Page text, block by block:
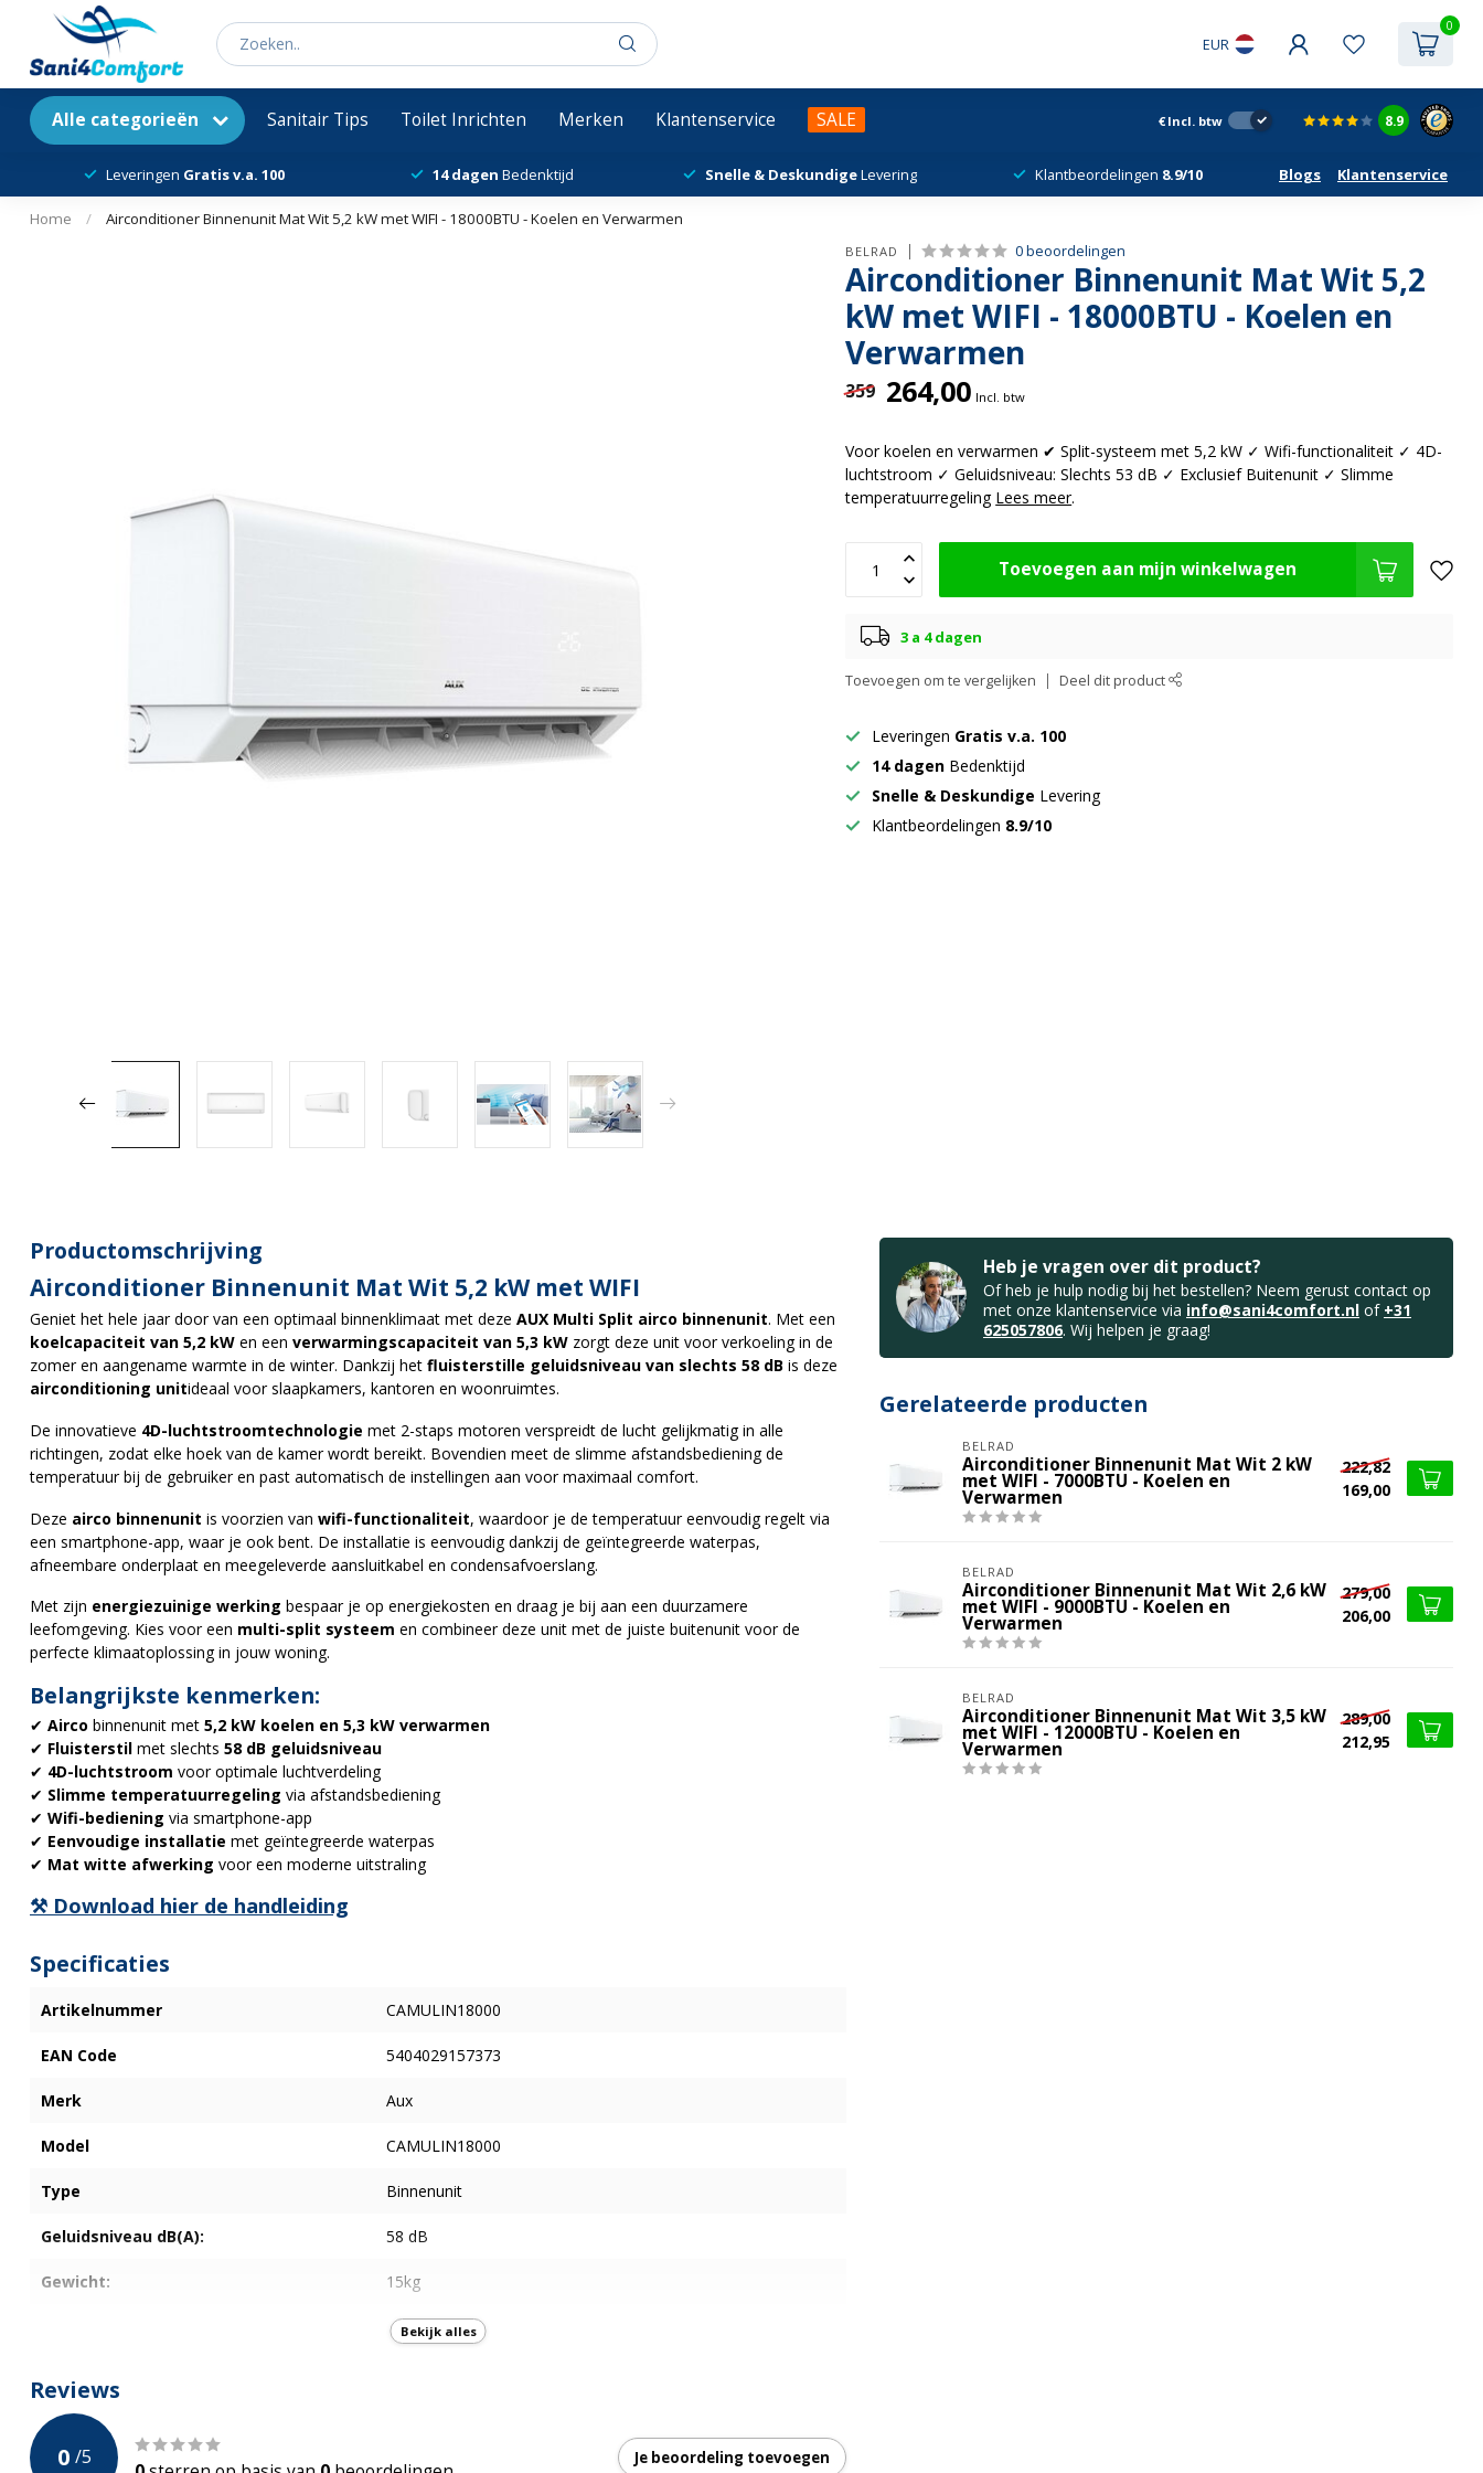
EUR
0
Alle categorieën Sanitair Tips Toilet Inrichten Merken Klantenservice SALE € Incl. btw 8.9
Leveringen Gratis v.a. 100 14 dagen Bedenktijd Snelle & DeskundigeLevering Klantbeordelingen 8.9/10 Blogs Klantenservice
Home / Airconditioner Binnenunit Mat Wit 5,2 kW met WIFI - 18000BTU - Koelen en Verwarmen
BELRAD 0 beoordelingen
Airconditioner Binnenunit Mat Wit 5,2
kW met WIFI - 18000BTU - Koelen en
Verwarmen
359 264,00 Incl. btw
Voor koelen en verwarmen ✔ Split-systeem met 5,2 kW ✓ Wifi-functionaliteit ✓ 4D-
luchtstroom ✓ Geluidsniveau: Slechts 53 dB ✓ Exclusief Buitenunit ✓ Slimme
temperatuurregeling Lees meer.
Toevoegen aan mijn winkelwagen
3 a 4 dagen
Toevoegen om te vergelijken Deel dit product
Leveringen Gratis v.a. 100
14 dagen Bedenktijd
Snelle & Deskundige Levering
Klantbeordelingen 8.9/10
Productomschrijving
Airconditioner Binnenunit Mat Wit 5,2 kW met WIFI
Geniet het hele jaar door van een optimaal binnenklimaat met deze AUX Multi Split airco binnenunit. Met een
koelcapaciteit van 5,2 kW en een verwarmingscapaciteit van 5,3 kW zorgt deze unit voor verkoeling in de
zomer en aangename warmte in de winter. Dankzij het fluisterstille geluidsniveau van slechts 58 dB is deze
airconditioning unitideaal voor slaapkamers, kantoren en woonruimtes.
De innovatieve 4D-luchtstroomtechnologie met 2-staps motoren verspreidt de lucht gelijkmatig in alle
richtingen, zodat elke hoek van de kamer wordt bereikt. Bovendien meet de slimme afstandsbediening de
temperatuur bij de gebruiker en past automatisch de instellingen aan voor maximaal comfort.
Deze airco binnenunit is voorzien van wifi-functionaliteit, waardoor je de temperatuur eenvoudig regelt via
een smartphone-app, waar je ook bent. De installatie is eenvoudig dankzij de geïntegreerde waterpas,
afneembare onderplaat en meegeleverde aansluitkabel en condensafvoerslang.
Met zijn energiezuinige werking bespaar je op energiekosten en draag je bij aan een duurzamere
leefomgeving. Kies voor een multi-split systeem en combineer deze unit met de juiste buitenunit voor de
perfecte klimaatoplossing in jouw woning.
Belangrijkste kenmerken:
✔ Airco binnenunit met 5,2 kW koelen en 5,3 kW verwarmen
✔ Fluisterstil met slechts 58 dB geluidsniveau
✔ 4D-luchtstroom voor optimale luchtverdeling
✔ Slimme temperatuurregeling via afstandsbediening
✔ Wifi-bediening via smartphone-app
✔ Eenvoudige installatie met geïntegreerde waterpas
✔ Mat witte afwerking voor een moderne uitstraling
⚒️ Download hier de handleiding
Specificaties
Artikelnummer CAMULIN18000
EAN Code 5404029157373
Merk Aux
Model CAMULIN18000
Type Binnenunit
Geluidsniveau dB(A): 58 dB
Gewicht: 15kg
R32 (0,55 kg)
Vermogen:
Bekijk alles
Reviews
0 /5 Je beoordeling toevoegen
Heb je vragen over dit product?
Of heb je hulp nodig bij het bestellen? Neem gerust contact op
met onze klantenservice via info@sani4comfort.nl of +31
625057806. Wij helpen je graag!
Gerelateerde producten
BELRAD
Airconditioner Binnenunit Mat Wit 2 kW
met WIFI - 7000BTU - Koelen en
Verwarmen
222,82
169,00
BELRAD
Airconditioner Binnenunit Mat Wit 2,6 kW
met WIFI - 9000BTU - Koelen en
Verwarmen
279,00
206,00
BELRAD
Airconditioner Binnenunit Mat Wit 3,5 kW
met WIFI - 12000BTU - Koelen en
Verwarmen
289,00
212,95